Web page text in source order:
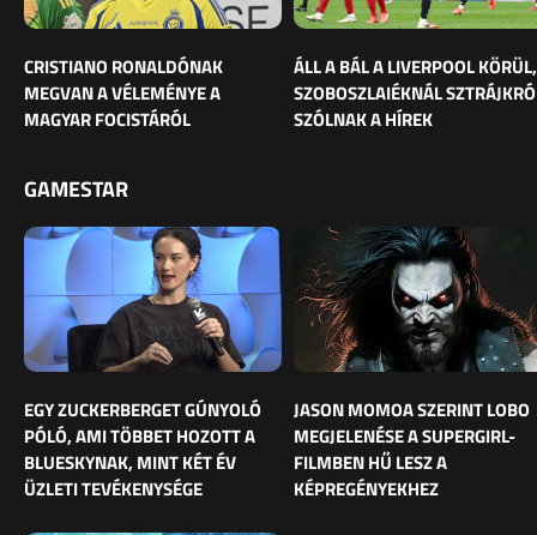
CRISTIANO RONALDÓNAK
MEGVAN A VÉLEMÉNYE A
MAGYAR FOCISTÁRÓL
ÁLL A BÁL A LIVERPOOL KÖRÜL,
SZOBOSZLAIÉKNÁL
SZÓLNAK A HÍREK
GAMESTAR
EGY ZUCKERBERGET GÚNYOLÓ
PÓLÓ, AMI TÖBBET HOZOTT A
BLUESKYNAK, MINT KÉT ÉV
ÜZLETI TEVÉKENYSÉGE
JASON MOMOA SZERINT LOBO
MEGJELENÉSE A SUPERGIRL-
FILMBEN HŰ LESZ A
KÉPREGÉNYEKHEZ